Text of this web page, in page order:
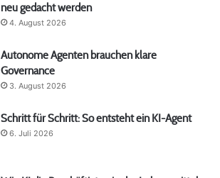
neu gedacht werden
4. August 2026
Autonome Agenten brauchen klare
Governance
3. August 2026
Schritt für Schritt: So entsteht ein KI-Agent
6. Juli 2026